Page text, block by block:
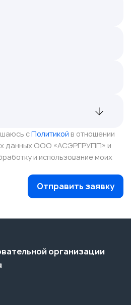
сПолитикой в отношении
данных ООО «АСЭРГРУПП» и
и использование моих
Отправить заявку
организации